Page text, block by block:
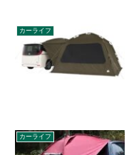
カーライフ
カーライフ